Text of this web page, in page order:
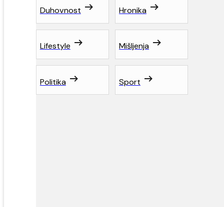
Duhovnost Hronika
Lifestyle Mišljenja
Politika Sport